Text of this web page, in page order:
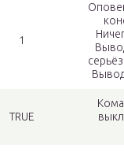
1
TRUE